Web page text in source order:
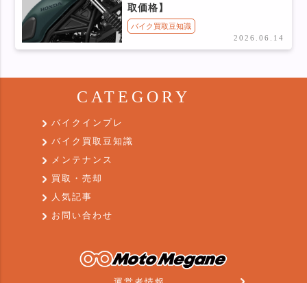
取価格】
バイク買取豆知識
2026.06.14
CATEGORY
バイクインプレ
バイク買取豆知識
メンテナンス
買取・売却
人気記事
お問い合わせ